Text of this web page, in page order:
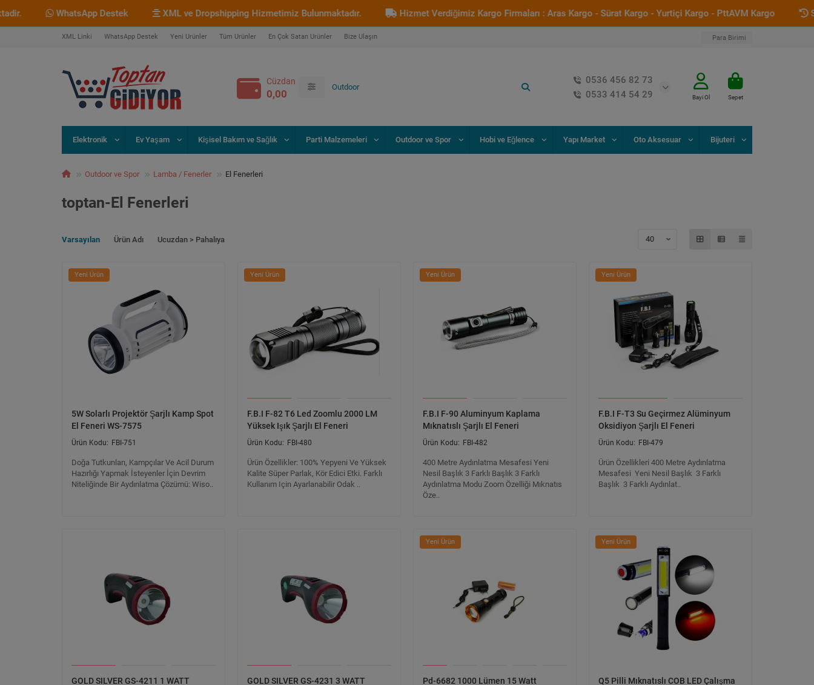
WhatsApp Destek XML ve Dropshipping Hizmetimiz Bulunmaktadır. Hizmet Verdiğimiz Kargo Firmaları : Aras Kargo - Sürat Kargo - Yurtiçi Kargo - PttAVM Kargo Saat
XML Linki WhatsApp Destek Yeni Ürünler Tüm Ürünler En Çok Satan Ürünler Bize Ulaşın Para Birimi
Cüzdan
0,00
0536 456 82 73
0533 414 54 29
Bayi Ol Sepet
Elektronik Ev Yaşam Kişisel Bakım ve Sağlık Parti Malzemeleri Outdoor ve Spor Hobi ve Eğlence Yapı Market Oto Aksesuar Bijuteri
Outdoor ve Spor Lamba / Fenerler El Fenerleri
toptan-El Fenerleri
Varsayılan Ürün Adı Ucuzdan > Pahalıya
Yeni Ürün
5W Solarlı Projektör Şarjlı Kamp Spot
El Feneri WS-7575
FBI-751
Doğa Tutkunları, Kampçılar Ve Acil Durum
Hazırlığı Yapmak İsteyenler İçin Devrim
Niteliğinde Bir Aydınlatma Çözümü: Wiso..
Yeni Ürün
F.B.I F-82 T6 Led Zoomlu 2000 LM
Yüksek Işık Şarjlı El Feneri
FBI-480
Ürün Özellikler: 100% Yepyeni Ve Yüksek
Kalite Süper Parlak, Kör Edici Etki. Farklı
Kullanım Için Ayarlanabilir Odak ..
Yeni Ürün
F.B.I F-90 Aluminyum Kaplama
Mıknatıslı Şarjlı El Feneri
FBI-482
400 Metre Aydınlatma Mesafesi Yeni
Nesil Başlık 3 Farklı Başlık 3 Farklı
Aydınlatma Modu Zoom Özelliği Mıknatıs
Öze..
Yeni Ürün
F.B.I F-T3 Su Geçirmez Alüminyum
Oksidiyon Şarjlı El Feneri
FBI-479
Ürün Özellikleri 400 Metre Aydınlatma
Mesafesi Yeni Nesil Başlık 3 Farklı
Başlık 3 Farklı Aydınlat..
GOLD SILVER GS-4211 1 WATT
GOLD SILVER GS-4231 3 WATT
Yeni Ürün
Pd-6682 1000 Lümen 15 Watt
Yeni Ürün
Q5 Pilli Mıknatıslı COB LED Çalışma